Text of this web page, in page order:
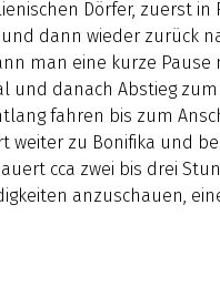
Dörfer, zuerst in
dann wieder zurück
man eine kurze Pause
und danach Abstieg zum
fahren bis zum
zu Bonifika und
cca zwei bis drei
anzuschauen,